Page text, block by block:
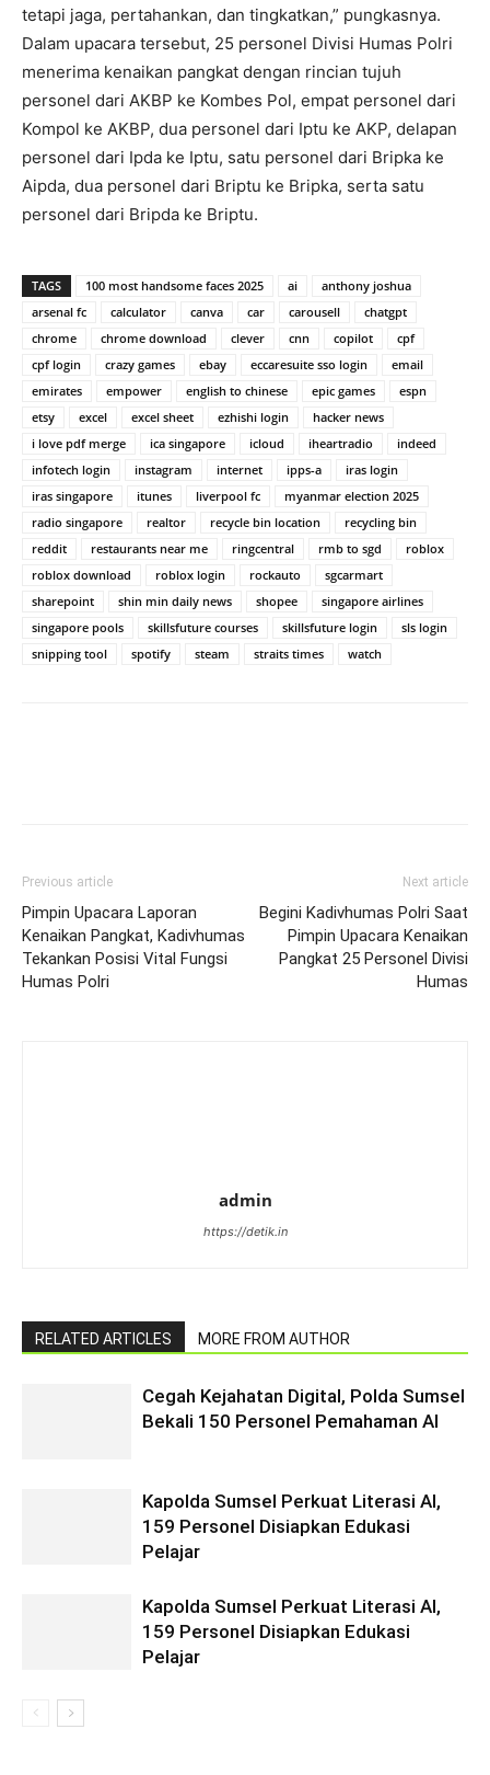
tetapi jaga, pertahankan, dan tingkatkan,” pungkasnya.
Dalam upacara tersebut, 25 personel Divisi Humas Polri
menerima kenaikan pangkat dengan rincian tujuh
personel dari AKBP ke Kombes Pol, empat personel dari
Kompol ke AKBP, dua personel dari Iptu ke AKP, delapan
personel dari Ipda ke Iptu, satu personel dari Bripka ke
Aipda, dua personel dari Briptu ke Bripka, serta satu
personel dari Bripda ke Briptu.
TAGS 100 most handsome faces 2025 ai
anthony joshua
arsenal fc
calculator canva car carousell
chatgpt
chrome
chrome download clever cnn copilot
cpf
cpf login
crazy games ebay eccaresuite sso login
email
emirates
empower english to chinese epic games
espn
etsy
excel excel sheet ezhishi login
hacker news
i love pdf merge
ica singapore icloud iheartradio
indeed
infotech login
instagram internet ipps-a
iras login
iras singapore
itunes liverpool fc
myanmar election 2025
radio singapore
realtor recycle bin location
recycling bin
reddit
restaurants near me ringcentral rmb to sgd
roblox
roblox download
roblox login rockauto
sgcarmart
sharepoint
shin min daily news shopee
singapore airlines
singapore pools
skillsfuture courses skillsfuture login
sls login
snipping tool
spotify steam straits times watch
Previous article
Pimpin Upacara Laporan
Kenaikan Pangkat, Kadivhumas
Tekankan Posisi Vital Fungsi
Humas Polri
Next article
Begini Kadivhumas Polri Saat
Pimpin Upacara Kenaikan
Pangkat 25 Personel Divisi
Humas
admin
https://detik.in
RELATED ARTICLES MORE FROM AUTHOR
Cegah Kejahatan Digital, Polda Sumsel
Bekali 150 Personel Pemahaman AI
Kapolda Sumsel Perkuat Literasi AI,
159 Personel Disiapkan Edukasi
Pelajar
Kapolda Sumsel Perkuat Literasi AI,
159 Personel Disiapkan Edukasi
Pelajar